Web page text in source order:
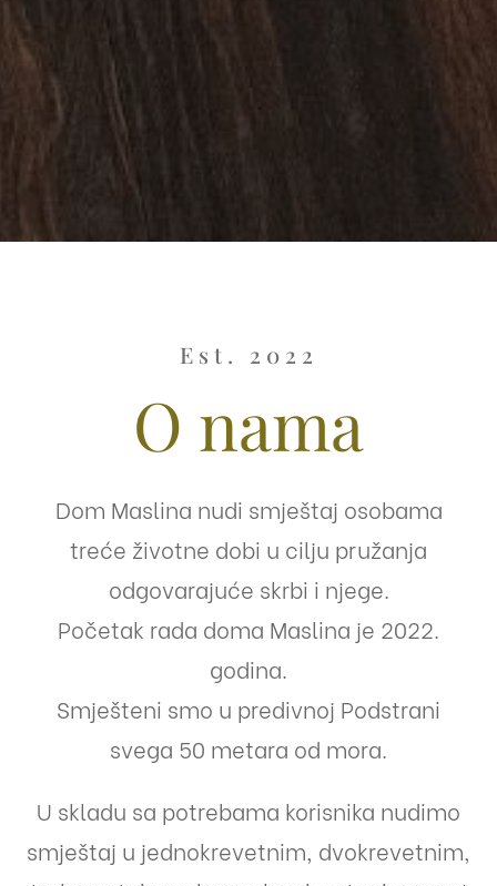
Est. 2022
O nama
Dom Maslina nudi smještaj osobama
treće životne dobi u cilju pružanja
odgovarajuće skrbi i njege.
Početak rada doma Maslina je 2022.
godina.
Smješteni smo u predivnoj Podstrani
svega 50 metara od mora.
U skladu sa potrebama korisnika nudimo
smještaj u jednokrevetnim, dvokrevetnim,